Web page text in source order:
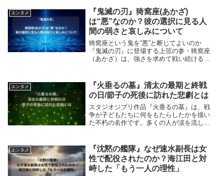
も「あの神社はどこ？」と話題になり、聖
地巡礼先として...
エンタメ
『鬼滅の刃』猗窩座(あかざ)
は“悪”なのか？彼の選択に見る人
間の弱さと哀しみについて
猗窩座という鬼を“悪”と断じてよいのか
『鬼滅の刃』に登場する上弦の参・猗窩座
（あかざ）は、強さを求めて戦い続ける鬼
かし、彼の過去を知ると「果たして彼は本
当に“悪”な...
エンタメ
『火垂るの墓』清太の最期と終戦
の日/節子の死後に訪れた悲劇とは
スタジオジブリ作品『火垂るの墓』は、戦
争が子どもたちに何をもたらしたかを描い
た不朽の名作です。多くの人が涙を流した
物語っています。清太の死は終戦「後」だ
った『火垂る...
エンタメ
『沈黙の艦隊』なぜ速水副長は女
性で配役されたのか？海江田と対
峙した「もう一人の理性」